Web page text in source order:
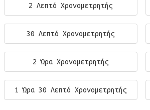
2 Λεπτό Χρονομετρητής
30 Λεπτό Χρονομετρητής
2 Ώρα Χρονομετρητής
1 Ώρα 30 Λεπτό Χρονομετρητής